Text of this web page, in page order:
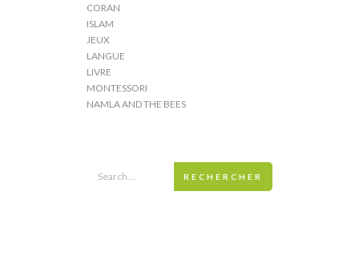
CORAN
ISLAM
JEUX
LANGUE
LIVRE
MONTESSORI
NAMLA AND THE BEES
RECHERCHER